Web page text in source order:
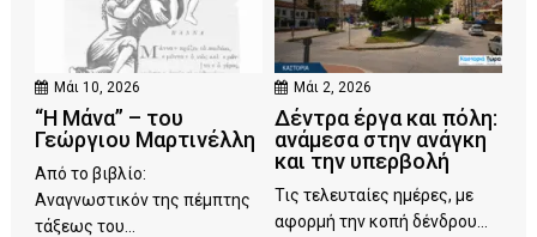
Μάι 10, 2026
“Η Μάνα” – του
Γεώργιου Μαρτινέλλη
Από το βιβλίο:
Αναγνωστικόν της πέμπτης
τάξεως του...
Μάι 2, 2026
Δέντρα έργα και πόλη:
ανάμεσα στην ανάγκη
και την υπερβολή
Τις τελευταίες ημέρες, με
αφορμή την κοπή δένδρου...